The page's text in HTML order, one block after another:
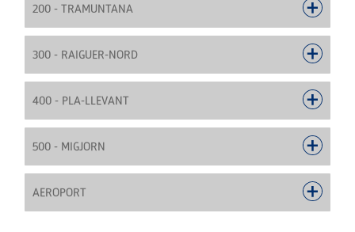
200 - TRAMUNTANA
300 - RAIGUER-NORD
400 - PLA-LLEVANT
500 - MIGJORN
AEROPORT